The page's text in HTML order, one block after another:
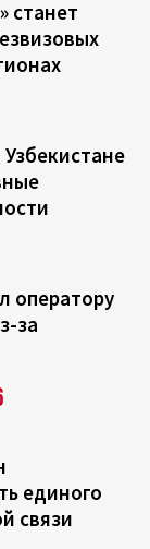
станет
оператору
за
единого
связи